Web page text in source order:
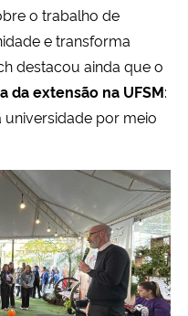
o trabalho de
e transforma
destacou ainda que o
da extensão na UFSM:
universidade por meio